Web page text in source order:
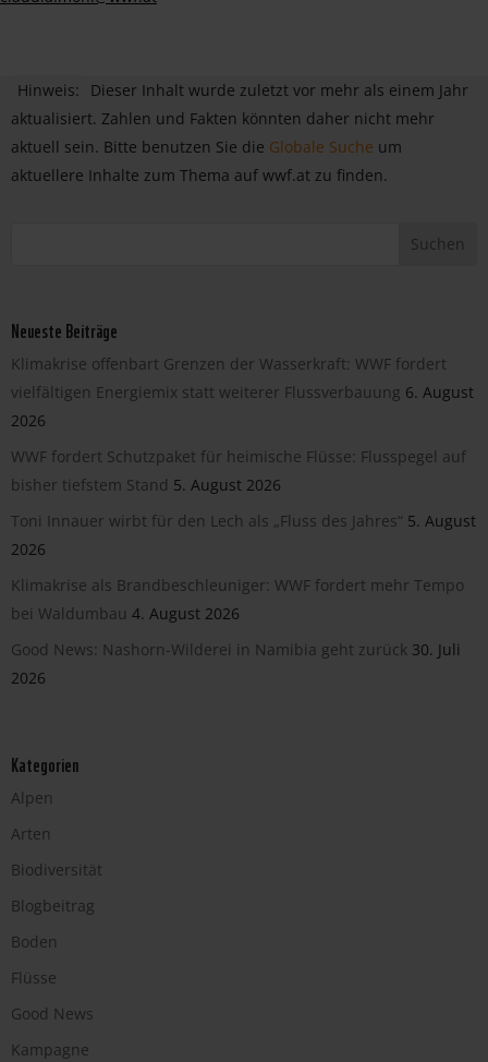
Hinweis:
Dieser Inhalt wurde zuletzt vor mehr als einem Jahr
aktualisiert. Zahlen und Fakten könnten daher nicht mehr
aktuell sein. Bitte benutzen Sie die Globale Suche um
aktuellere Inhalte zum Thema auf wwf.at zu finden.
Neueste Beiträge
Klimakrise offenbart Grenzen der Wasserkraft: WWF fordert
vielfältigen Energiemix statt weiterer Flussverbauung 6. August
2026
WWF fordert Schutzpaket für heimische Flüsse: Flusspegel auf
bisher tiefstem Stand 5. August 2026
Toni Innauer wirbt für den Lech als „Fluss des Jahres“ 5. August
2026
Klimakrise als Brandbeschleuniger: WWF fordert mehr Tempo
bei Waldumbau 4. August 2026
Good News: Nashorn-Wilderei in Namibia geht zurück 30. Juli
2026
Kategorien
Alpen
Arten
Biodiversität
Blogbeitrag
Boden
Flüsse
Good News
Kampagne